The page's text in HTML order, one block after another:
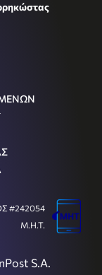
S.A.
#242054
Μ.Η.Τ.